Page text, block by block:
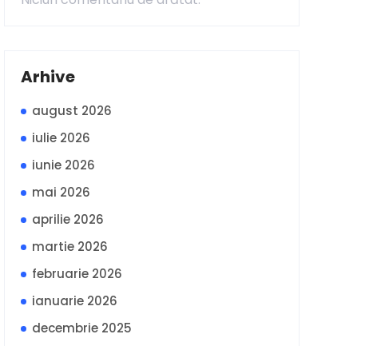
Arhive
august 2026
iulie 2026
iunie 2026
mai 2026
aprilie 2026
martie 2026
februarie 2026
ianuarie 2026
decembrie 2025